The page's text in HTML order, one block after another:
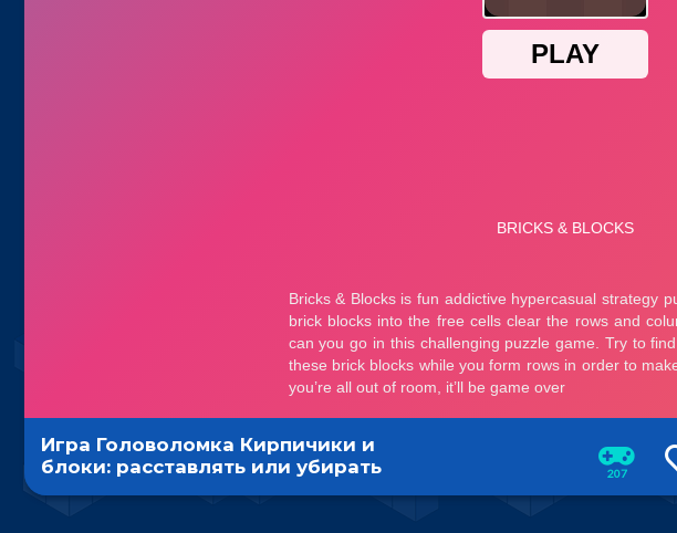
Игра Головоломка Кирпичики и
блоки: расставлять или убирать
линии
207